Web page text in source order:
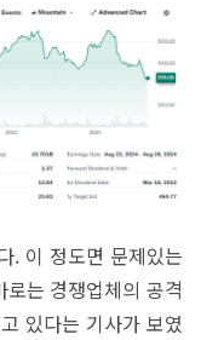
. 이 정도면 문제있는
는 경쟁업체의 공격
있다는 기사가 보였